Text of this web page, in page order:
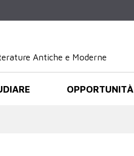
Antiche e Moderne
OPPORTUNITÀ